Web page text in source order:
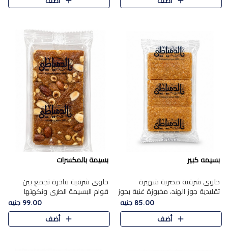
المرضية في حلوى شرقية بطاب..
كل قطعة و قوام هش
بسيمه كبير
حلوى شرقية مصرية شهيرة
تقليدية جوز الهند، مخبوزة غنية بجوز
الهند، بلمسه ذهبية وتتميز بقوامها
المرمل وطعمها اللذيذ الذي يشبه
البسبوسة. تُخبز..
85.00 جنيه
أضف
بسيمة بالمكسرات
حلوى شرقية فاخرة تجمع بين
قوام البسيمة الطري ونكهتها
الغنية، مزينة بتشكيلة مختارة من
اللوز والبندق والمكسرات الفاخرة.
مزيج متوازن من القوام ..
99.00 جنيه
أضف